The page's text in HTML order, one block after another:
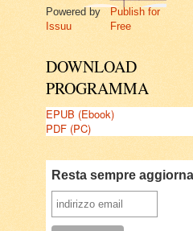
Powered by
Issuu
Publish for
Free
DOWNLOAD
PROGRAMMA
EPUB (Ebook)
PDF (PC)
Resta sempre